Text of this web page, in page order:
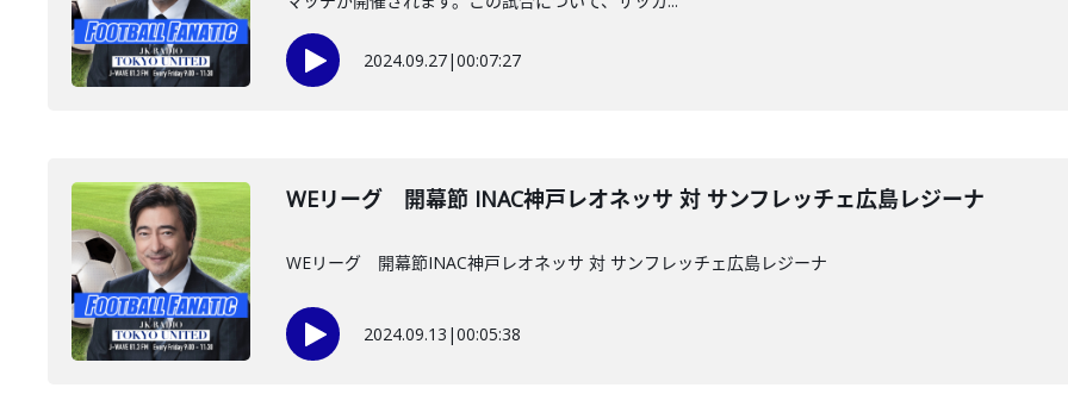
2024.09.27|00:07:27
WEリーグ 開幕節 INAC神戸レオネッサ 対 サンフレッチェ広島レジーナ
WEリーグ 開幕節INAC神戸レオネッサ 対 サンフレッチェ広島レジーナ
2024.09.13 |00:05:38